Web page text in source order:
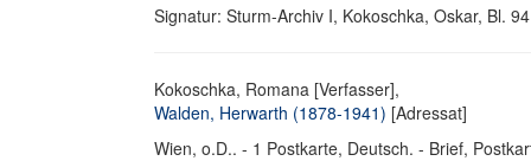
Signatur: Sturm-Archiv I, Kokoschka, Oskar, Bl. 94
Kokoschka, Romana [Verfasser],
Walden, Herwarth (1878-1941) [Adressat]
Wien, o.D.. - 1 Postkarte, Deutsch. - Brief,